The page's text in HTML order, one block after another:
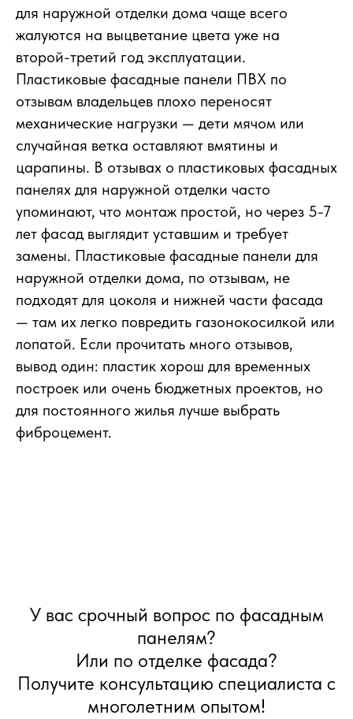
для наружной отделки дома чаще всего
жалуются на выцветание цвета уже на
второй-третий год эксплуатации.
Пластиковые фасадные панели ПВХ по
отзывам владельцев плохо переносят
механические нагрузки — дети мячом или
случайная ветка оставляют вмятины и
царапины. В отзывах о пластиковых фасадных
панелях для наружной отделки часто
упоминают, что монтаж простой, но через 5-7
лет фасад выглядит уставшим и требует
замены. Пластиковые фасадные панели для
наружной отделки дома, по отзывам, не
подходят для цоколя и нижней части фасада
— там их легко повредить газонокосилкой или
лопатой. Если прочитать много отзывов,
вывод один: пластик хорош для временных
построек или очень бюджетных проектов, но
для постоянного жилья лучше выбрать
фиброцемент.
У вас срочный вопрос по фасадным
панелям?
Или по отделке фасада?
Получите консультацию специалиста с
многолетним опытом!